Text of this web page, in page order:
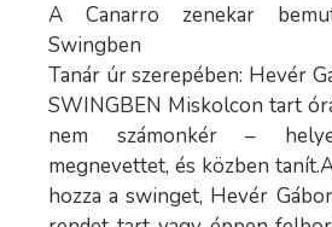
A Canarro zenekar
Swingben
Tanár úr szerepében: Hevér
SWINGBEN Miskolcon tart
nem számonkér –
megnevettet, és közben
hozza a swinget, Hevér